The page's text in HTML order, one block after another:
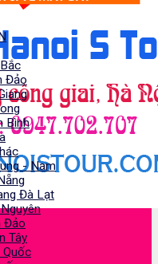
Đảo
Bình
- Nam
Đà Lạt
Đảo
Tây
Quốc